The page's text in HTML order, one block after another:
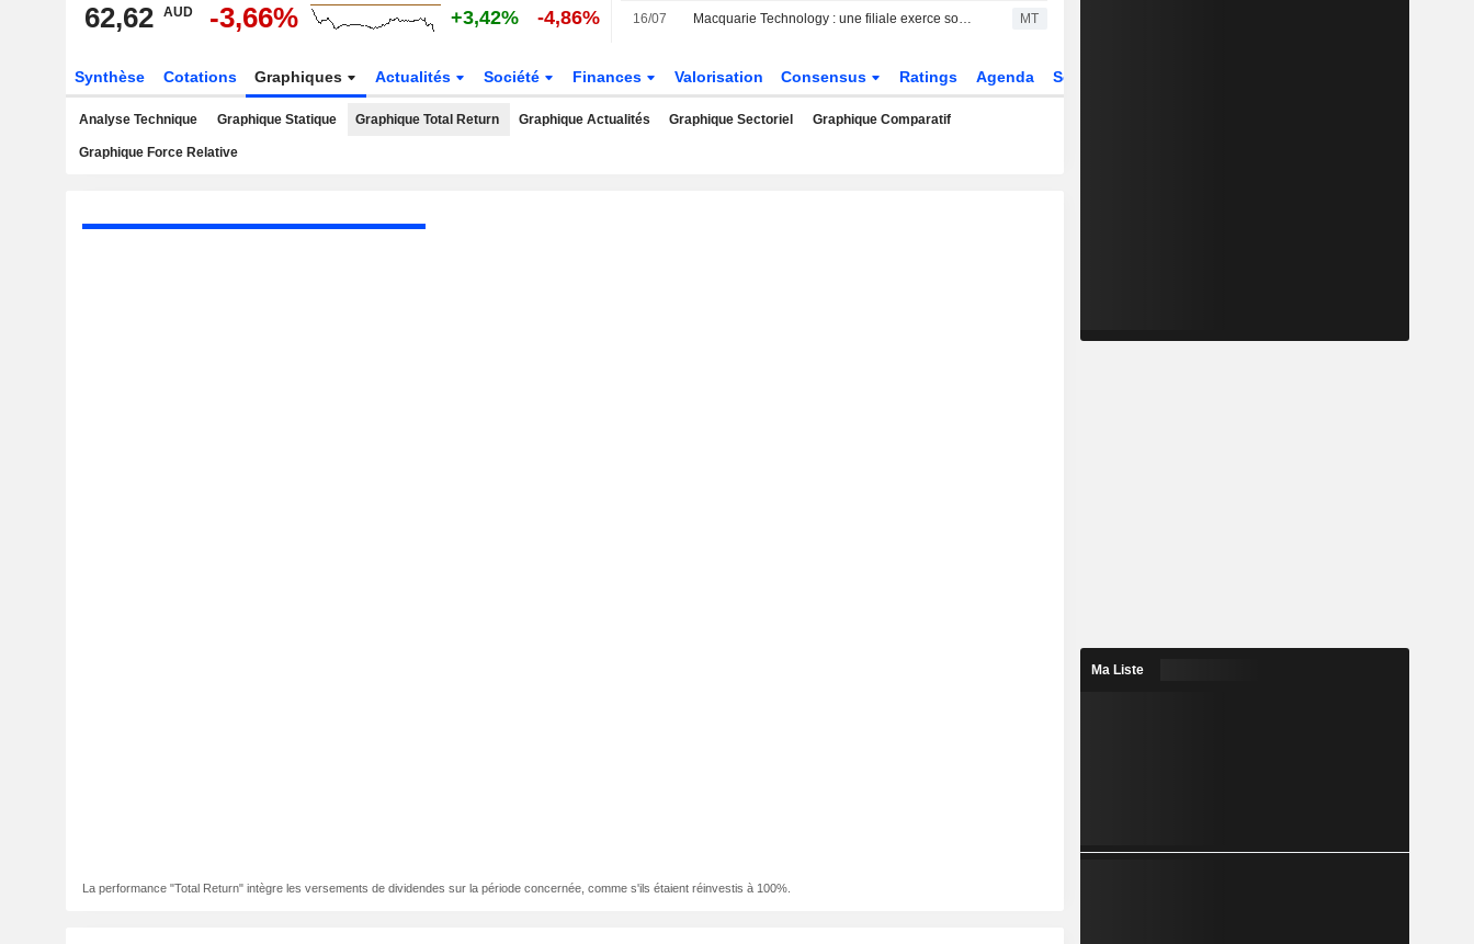
62,62 AUD -3,66% +3,42% -4,86% 16/07 Macquarie Technology : une filiale exerce son option d'achat pour un terrain à Sydney pour 240 millions de dollars australiens MT
Synthèse Cotations Graphiques Actualités Société Finances Valorisation Consensus Ratings Agenda Secteur
Analyse Technique Graphique Statique Graphique Total Return Graphique Actualités Graphique Sectoriel Graphique Comparatif
Graphique Force Relative
La performance "Total Return" intègre les versements de dividendes sur la période concernée, comme s'ils étaient réinvestis à 100%.
Ma Liste